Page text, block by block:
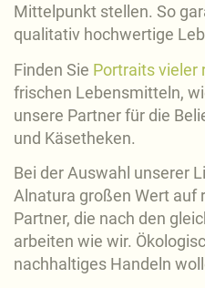
Mittelpunkt stellen. So
qualitativ hochwertige
Finden Sie Portraits vieler
frischen Lebensmitteln,
unsere Partner für die
und Käsetheken.
Bei der Auswahl unserer
Alnatura großen Wert auf
Partner, die nach den
arbeiten wie wir.
nachhaltiges Handeln